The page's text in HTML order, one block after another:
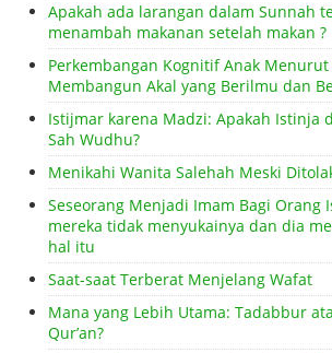
Apakah ada larangan dalam Sunnah
menambah makanan setelah makan ?
Perkembangan Kognitif Anak Menurut
Membangun Akal yang Berilmu dan
Istijmar karena Madzi: Apakah Istinja
Sah Wudhu?
Menikahi Wanita Salehah Meski
Seseorang Menjadi Imam Bagi Orang
mereka tidak menyukainya dan dia
hal itu
Saat-saat Terberat Menjelang Wafat
Mana yang Lebih Utama: Tadabbur
Qur’an?